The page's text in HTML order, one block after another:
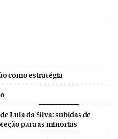
como estratégia
Lula da Silva: subidas de
para as minorias